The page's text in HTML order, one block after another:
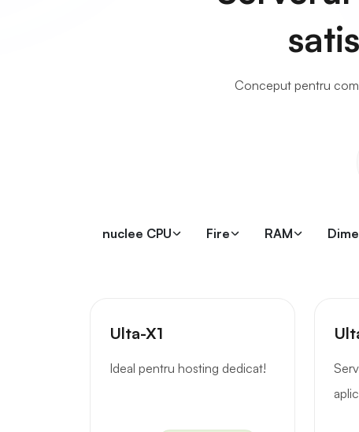
Conceput pentru
nuclee CPU Fire RAM
Ulta-X1
Ideal pentru hosting dedicat!